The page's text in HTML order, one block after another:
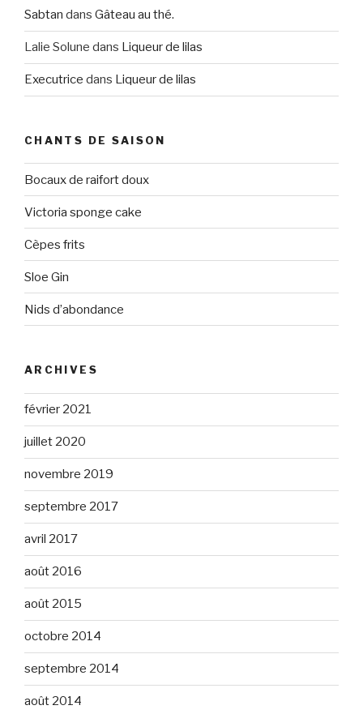
Sabtan dans Gâteau au thé.
Lalie Solune dans Liqueur de lilas
Executrice dans Liqueur de lilas
CHANTS DE SAISON
Bocaux de raifort doux
Victoria sponge cake
Cèpes frits
Sloe Gin
Nids d’abondance
ARCHIVES
février 2021
juillet 2020
novembre 2019
septembre 2017
avril 2017
août 2016
août 2015
octobre 2014
septembre 2014
août 2014